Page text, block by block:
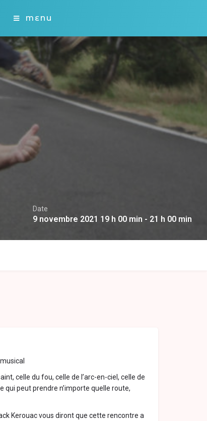
MENU
Date
9 novembre 2021 19 h 00 min - 21 h 00 min
celle du fou, celle de l’arc-en-ciel, celle de
qui peut prendre n’importe quelle route,
Kerouac vous diront que cette rencontre a